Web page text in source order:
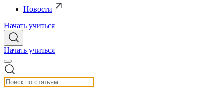
Новости
Начать учиться
Начать учиться